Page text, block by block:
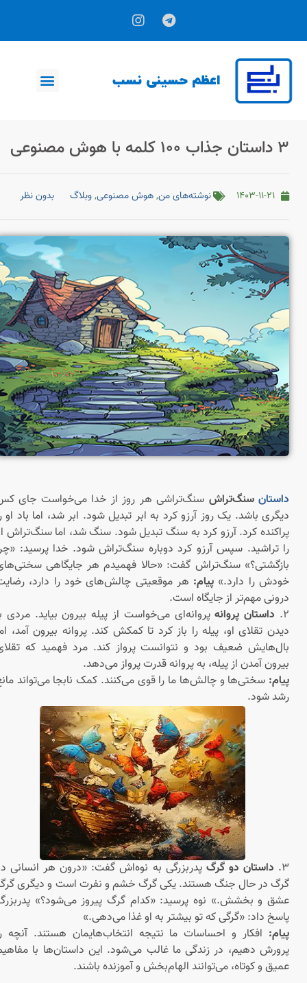
اعظم حسینی نسب
۱۴۰۳-۱۱-۲۱ نوشته‌های من,هوش مصنوعی,وبلاگ بدون نظر
داستانسنگ‌تراشسنگ‌تراشی هر روز از خدا می‌خواست جای کس
دیگری باشد. یک روز آرزو کرد به ابر تبدیل شود. ابر شد، اما باد او را
پراکنده کرد. آرزو کرد به سنگ تبدیل شود. سنگ شد، اما سنگ‌تراش او
را تراشید. سپس آرزو کرد دوباره سنگ‌تراش شود. خدا پرسید: «چرا
بازگشتی؟» سنگ‌تراش گفت: «حالا فهمیدم هر جایگاهی سختی‌های
خودش را دارد.»پیام:هر موقعیتی چالش‌های خود را دارد، رضایت
درونی مهم‌تر از جایگاه است.
داستان پروانهپروانه‌ای می‌خواست از پیله بیرون بیاید. مردی با
دیدن تقلای او، پیله را باز کرد تا کمکش کند. پروانه بیرون آمد، اما
بال‌هایش ضعیف بود و نتوانست پرواز کند. مرد فهمید که تقلای
بیرون آمدن از پیله، به پروانه قدرت پرواز می‌دهد.
پیام:سختی‌ها و چالش‌ها ما را قوی می‌کنند. کمک نابجا می‌تواند مانع
رشد شود.
داستان دو گرگپدربزرگی به نوه‌اش گفت: «درون هر انسانی دو
گرگ در حال جنگ هستند. یکی گرگ خشم و نفرت است و دیگری گرگ
عشق و بخشش.» نوه پرسید: «کدام گرگ پیروز می‌شود؟» پدربزرگ
پاسخ داد: «گرگی که تو بیشتر به او غذا می‌دهی.»
پیام:افکار و احساسات ما نتیجه انتخاب‌هایمان هستند. آنچه را
پرورش دهیم، در زندگی ما غالب می‌شود. این داستان‌ها با مفاهیم
عمیق و کوتاه، می‌توانند الهام‌بخش و آموزنده باشند.